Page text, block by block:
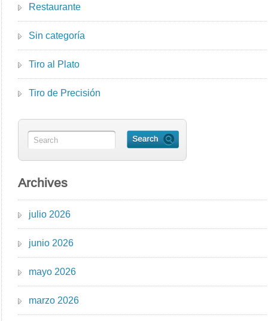
Restaurante
Sin categoría
Tiro al Plato
Tiro de Precisión
Archives
julio 2026
junio 2026
mayo 2026
marzo 2026